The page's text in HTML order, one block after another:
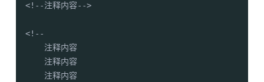
<!--注释内容-->
    注释内容
    注释内容
    注释内容